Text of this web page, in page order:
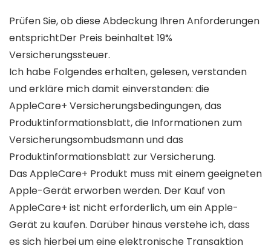
Prüfen Sie, ob diese Abdeckung Ihren Anforderungen
entsprichtDer Preis beinhaltet 19%
Versicherungssteuer.
Ich habe Folgendes erhalten, gelesen, verstanden
und erkläre mich damit einverstanden: die
AppleCare+ Versicherungsbedingungen, das
Produktinformationsblatt, die Informationen zum
Versicherungsombudsmann und das
Produktinformationsblatt zur Versicherung.
Das AppleCare+ Produkt muss mit einem geeigneten
Apple-Gerät erworben werden. Der Kauf von
AppleCare+ ist nicht erforderlich, um ein Apple-
Gerät zu kaufen. Darüber hinaus verstehe ich, dass
es sich hierbei um eine elektronische Transaktion